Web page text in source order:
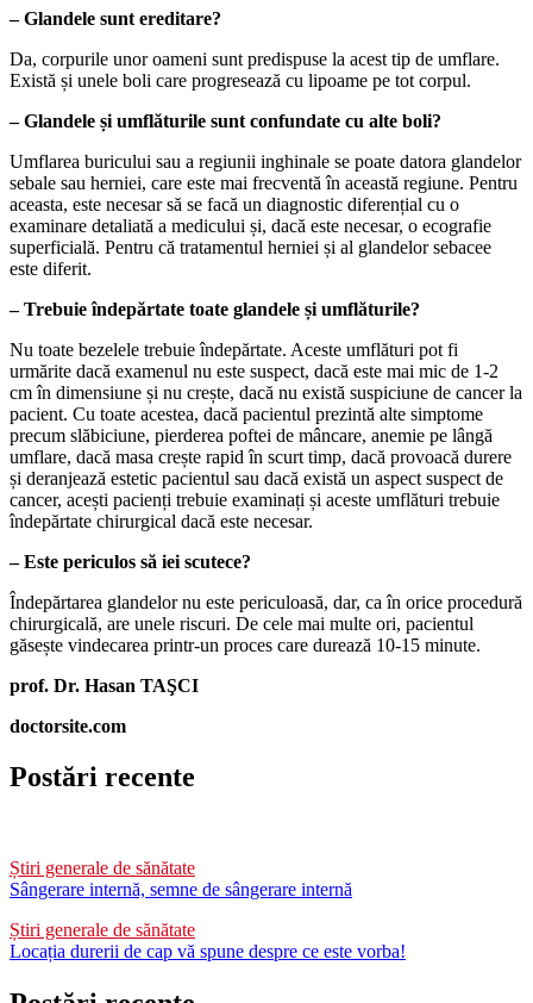
– Glandele sunt ereditare?
Da, corpurile unor oameni sunt predispuse la acest tip de umflare.
Există și unele boli care progresează cu lipoame pe tot corpul.
– Glandele și umflăturile sunt confundate cu alte boli?
Umflarea buricului sau a regiunii inghinale se poate datora glandelor
sebale sau herniei, care este mai frecventă în această regiune. Pentru
aceasta, este necesar să se facă un diagnostic diferențial cu o
examinare detaliată a medicului și, dacă este necesar, o ecografie
superficială. Pentru că tratamentul herniei și al glandelor sebacee
este diferit.
– Trebuie îndepărtate toate glandele și umflăturile?
Nu toate bezelele trebuie îndepărtate. Aceste umflături pot fi
urmărite dacă examenul nu este suspect, dacă este mai mic de 1-2
cm în dimensiune și nu crește, dacă nu există suspiciune de cancer la
pacient. Cu toate acestea, dacă pacientul prezintă alte simptome
precum slăbiciune, pierderea poftei de mâncare, anemie pe lângă
umflare, dacă masa crește rapid în scurt timp, dacă provoacă durere
și deranjează estetic pacientul sau dacă există un aspect suspect de
cancer, acești pacienți trebuie examinați și aceste umflături trebuie
îndepărtate chirurgical dacă este necesar.
– Este periculos să iei scutece?
Îndepărtarea glandelor nu este periculoasă, dar, ca în orice procedură
chirurgicală, are unele riscuri. De cele mai multe ori, pacientul
găsește vindecarea printr-un proces care durează 10-15 minute.
prof. Dr. Hasan TAŞCI
doctorsite.com
Postări recente
Știri generale de sănătate
Sângerare internă, semne de sângerare internă
Știri generale de sănătate
Locația durerii de cap vă spune despre ce este vorba!